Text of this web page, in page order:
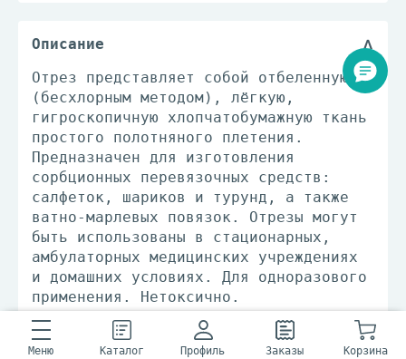
Описание
Отрез представляет собой отбеленную
(бесхлорным методом), лёгкую,
гигроскопичную хлопчатобумажную ткань
простого полотняного плетения.
Предназначен для изготовления
сорбционных перевязочных средств:
салфеток, шариков и турунд, а также
ватно-марлевых повязок. Отрезы могут
быть использованы в стационарных,
амбулаторных медицинских учреждениях
и домашних условиях. Для одноразового
применения. Нетоксично.
Плотность 26 г/м2.
Меню Каталог Профиль Заказы Корзина